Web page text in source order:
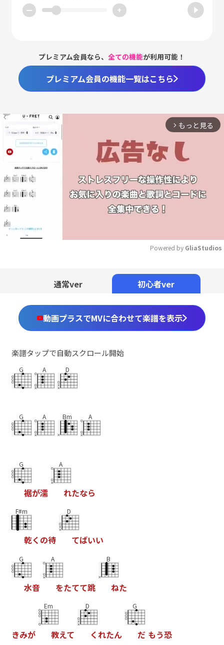
ー +
プレミアム会員なら、全ての機能が利用可能！
プレミアム会員の機能一覧はこちら
arrow_forward_ios もっと見る
Powered by GliaStudios
通常ver 初心者ver
動画プラスでMVに合わせて楽譜を表示
楽譜タップで自動スクロール開始
G A D
G A Bm A
G
裾が濡
A
れたなら
F#m
乾く の待
D
てばいい
G
水音
A
をたてて跳
B
ねた
きみが
Em
教えて
D
く れたん
G
だ もう恐